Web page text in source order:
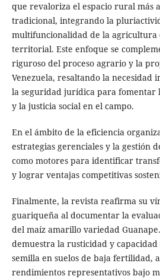
que revaloriza el espacio rural más
tradicional, integrando la
multifuncionalidad de la agricultura
territorial. Este enfoque se
riguroso del proceso agrario y la
Venezuela, resaltando la necesidad
la seguridad jurídica para fomentar
y la justicia social en el campo.
En el ámbito de la eficiencia
estrategias gerenciales y la gestión
como motores para identificar
y lograr ventajas competitivas
Finalmente, la revista reafirma su
guariqueña al documentar la
del maíz amarillo variedad
demuestra la rusticidad y
semilla en suelos de baja fertilidad,
rendimientos representativos bajo